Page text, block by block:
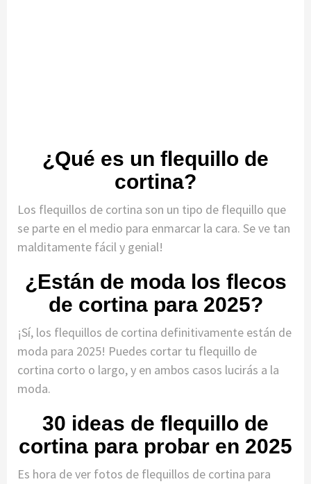
¿Qué es un flequillo de
cortina?
Los flequillos de cortina son un tipo de flequillo que
se parte en el medio para enmarcar la cara. Se ve tan
malditamente fácil y genial!
¿Están de moda los flecos
de cortina para 2025?
¡Sí, los flequillos de cortina definitivamente están de
moda para 2025! Puedes cortar tu flequillo de
cortina corto o largo, y en ambos casos lucirás a la
moda.
30 ideas de flequillo de
cortina para probar en 2025
Es hora de ver fotos de flequillos de cortina para